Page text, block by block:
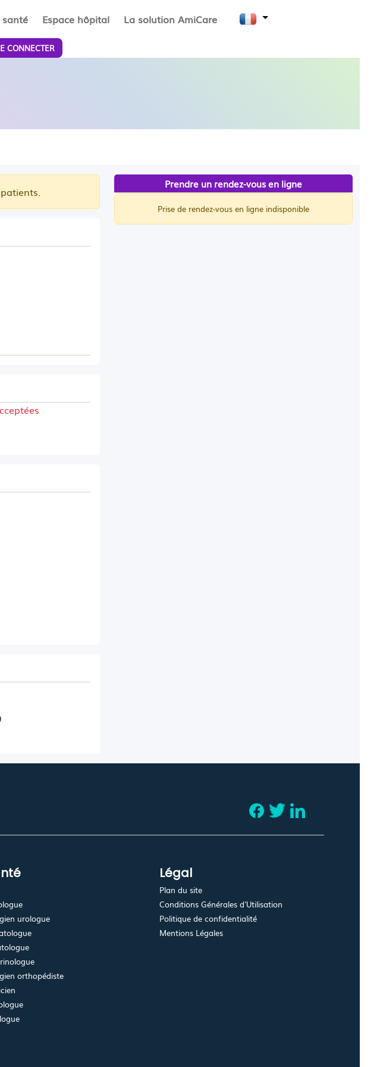
santé Espace hôpital La solution AmiCare
CONNECTER
Prendre un rendez-vous en ligne
Prise de rendez-vous en ligne indisponible
urologue
orthopédiste
Légal
Plan du site
Conditions Générales d'Utilisation
Politique de confidentialité
Mentions Légales